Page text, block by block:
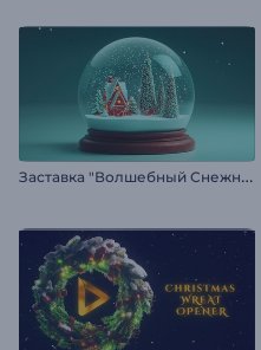
З
аставка "Волшебный Снежный Шар"